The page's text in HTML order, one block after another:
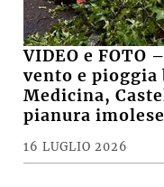
VIDEO e
vento e
Medicina,
pianura imolese
16 LUGLIO 2026